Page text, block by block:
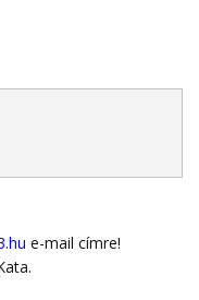
e-mail címre!